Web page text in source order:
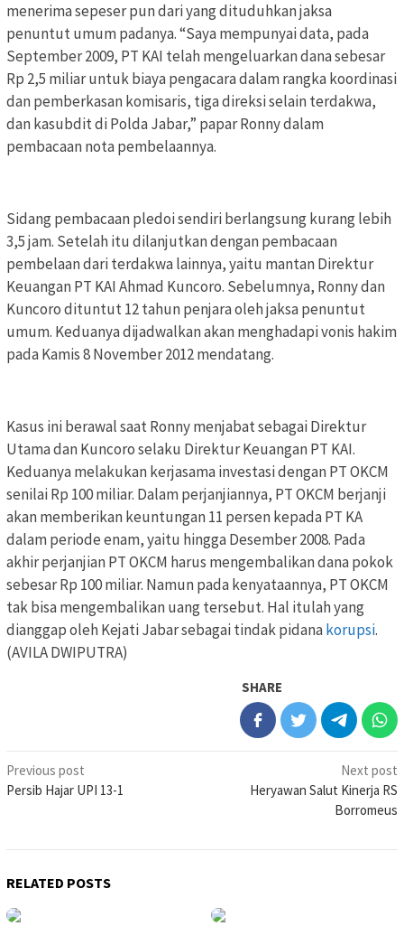
menerima sepeser pun dari yang dituduhkan jaksa
penuntut umum padanya. “Saya mempunyai data, pada
September 2009, PT KAI telah mengeluarkan dana sebesar
Rp 2,5 miliar untuk biaya pengacara dalam rangka koordinasi
dan pemberkasan komisaris, tiga direksi selain terdakwa,
dan kasubdit di Polda Jabar,” papar Ronny dalam
pembacaan nota pembelaannya.
Sidang pembacaan pledoi sendiri berlangsung kurang lebih
3,5 jam. Setelah itu dilanjutkan dengan pembacaan
pembelaan dari terdakwa lainnya, yaitu mantan Direktur
Keuangan PT KAI Ahmad Kuncoro. Sebelumnya, Ronny dan
Kuncoro dituntut 12 tahun penjara oleh jaksa penuntut
umum. Keduanya dijadwalkan akan menghadapi vonis hakim
pada Kamis 8 November 2012 mendatang.
Kasus ini berawal saat Ronny menjabat sebagai Direktur
Utama dan Kuncoro selaku Direktur Keuangan PT KAI.
Keduanya melakukan kerjasama investasi dengan PT OKCM
senilai Rp 100 miliar. Dalam perjanjiannya, PT OKCM berjanji
akan memberikan keuntungan 11 persen kepada PT KA
dalam periode enam, yaitu hingga Desember 2008. Pada
akhir perjanjian PT OKCM harus mengembalikan dana pokok
sebesar Rp 100 miliar. Namun pada kenyataannya, PT OKCM
tak bisa mengembalikan uang tersebut. Hal itulah yang
dianggap oleh Kejati Jabar sebagai tindak pidanakorupsi.
(AVILA DWIPUTRA)
SHARE
Post
navigation
Previous post
Persib Hajar UPI 13-1
Next post
Heryawan Salut Kinerja RS
Borromeus
RELATED POSTS